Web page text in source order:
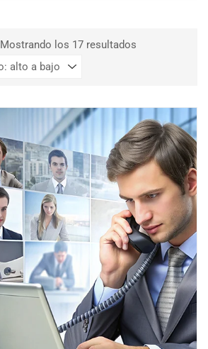
Mostrando los 17 resultados